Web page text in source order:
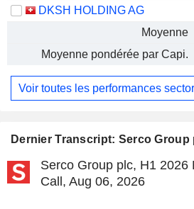
Dernier Transcript: Serco Group
Serco Group plc, H1 2026
Call, Aug 06, 2026
DKSH HOLDING AG
Moyenne
Moyenne pondérée par Capi.
Voir toutes les performances